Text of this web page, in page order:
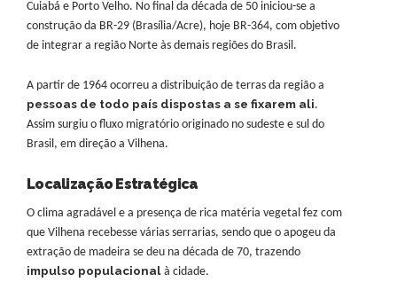
Cuiabá e Porto Velho. No final da década de 50 iniciou-se a
construção da BR-29 (Brasília/Acre), hoje BR-364, com objetivo
de integrar a região Norte às demais regiões do Brasil.
A partir de 1964 ocorreu a distribuição de terras da região a
pessoas de todo país dispostas a se fixarem ali.
Assim surgiu o fluxo migratório originado no sudeste e sul do
Brasil, em direção a Vilhena.
Localização Estratégica
O clima agradável e a presença de rica matéria vegetal fez com
que Vilhena recebesse várias serrarias, sendo que o apogeu da
extração de madeira se deu na década de 70, trazendo
impulso populacional à cidade.